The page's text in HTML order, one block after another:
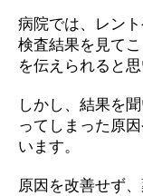
病院では、レン
検査結果を見て
を伝えられると思
しかし、結果を
ってしまった原
います。
原因を改善せず